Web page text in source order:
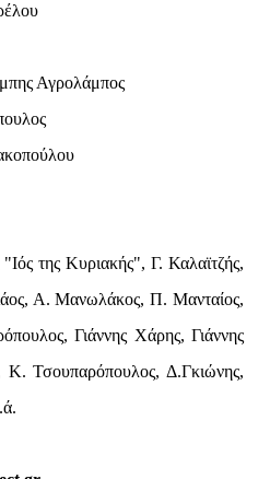
Αγρολάμπος
της Κυριακής", Γ. Καλαϊτζής,
Α. Μανωλάκος, Π. Μανταίος,
Γιάννης Χάρης, Γιάννης
Τσουπαρόπουλος, Δ.Γκιώνης,